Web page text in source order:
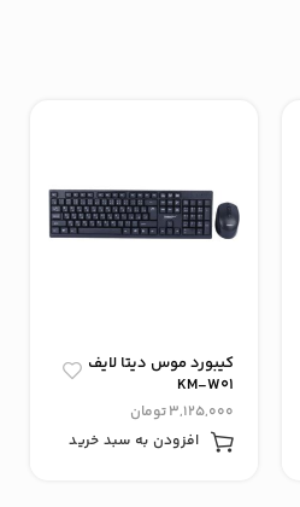
کیبورد موس دیتا لایف
KM-W01
3,125,000تومان
افزودن به سبد خرید